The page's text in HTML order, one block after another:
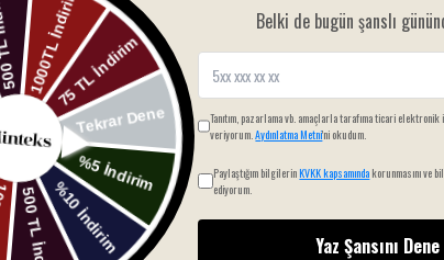
Belki de bugün şanslı
Tanıtım, pazarlama vb. amaçlarla tarafıma ticari
veriyorum.Aydınlatma Metni'ni okudum.
Paylaştığım bilgilerinKVKK kapsamında korunmasını ve
ediyorum.
Yaz Şansını Dene